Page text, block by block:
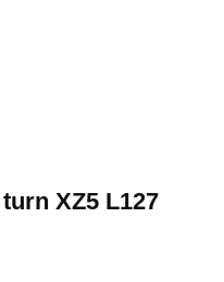
XZ5 L127